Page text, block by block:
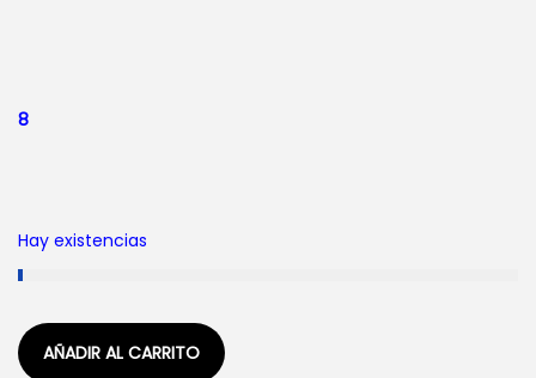
8
Hay existencias
AÑADIR AL CARRITO